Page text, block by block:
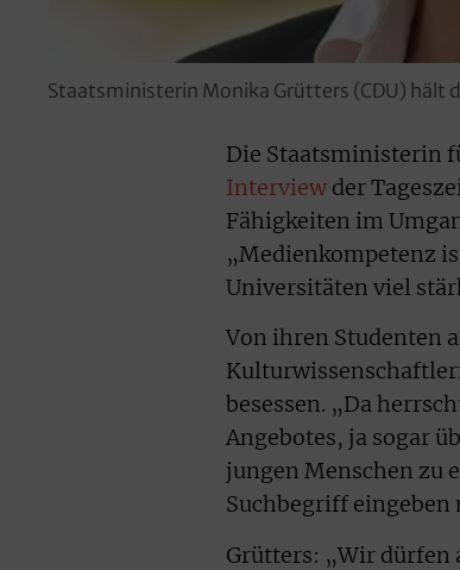
Staatsministerin Monika Grütters (CDU) hält
Die Staatsministerin
Interview der
Fähigkeiten im
„Medienkompetenz
Universitäten viel
Von ihren Studenten
besessen. „Da
Angebotes, ja sogar
jungen Menschen zu
Suchbegriff eingeben
Grütters: „Wir